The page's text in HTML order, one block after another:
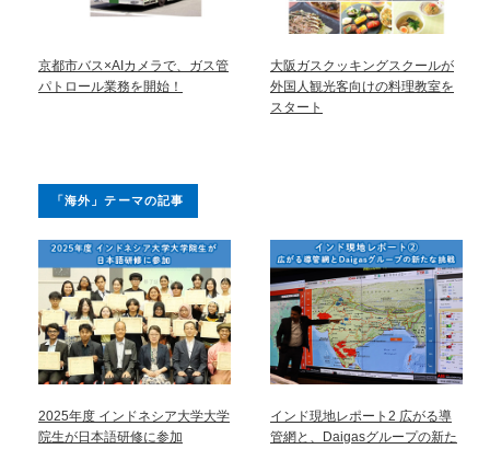
京都市バス×AIカメラで、ガス管
パトロール業務を開始！
大阪ガスクッキングスクールが
外国人観光客向けの料理教室を
スタート
「海外」テーマの記事
2025年度 インドネシア大学大学
院生が日本語研修に参加
インド現地レポート2 広がる導
管網と、Daigasグループの新た